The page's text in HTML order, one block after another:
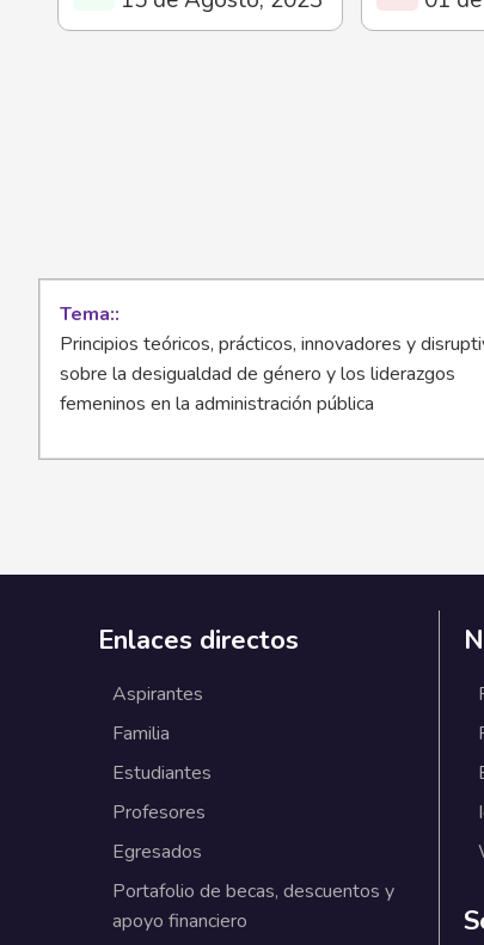
Tema:
Principios teóricos, prácticos, innovadores y
sobre la desigualdad de género y los liderazgos
femeninos en la administración pública
Enlaces directos
Aspirantes
Familia
Estudiantes
Profesores
Egresados
Portafolio de becas, descuentos y
apoyo financiero